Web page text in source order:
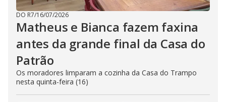
DO R7/16/07/2026
Matheus e Bianca fazem faxina
antes da grande final da Casa do
Patrão
Os moradores limparam a cozinha da Casa do Trampo
nesta quinta-feira (16)